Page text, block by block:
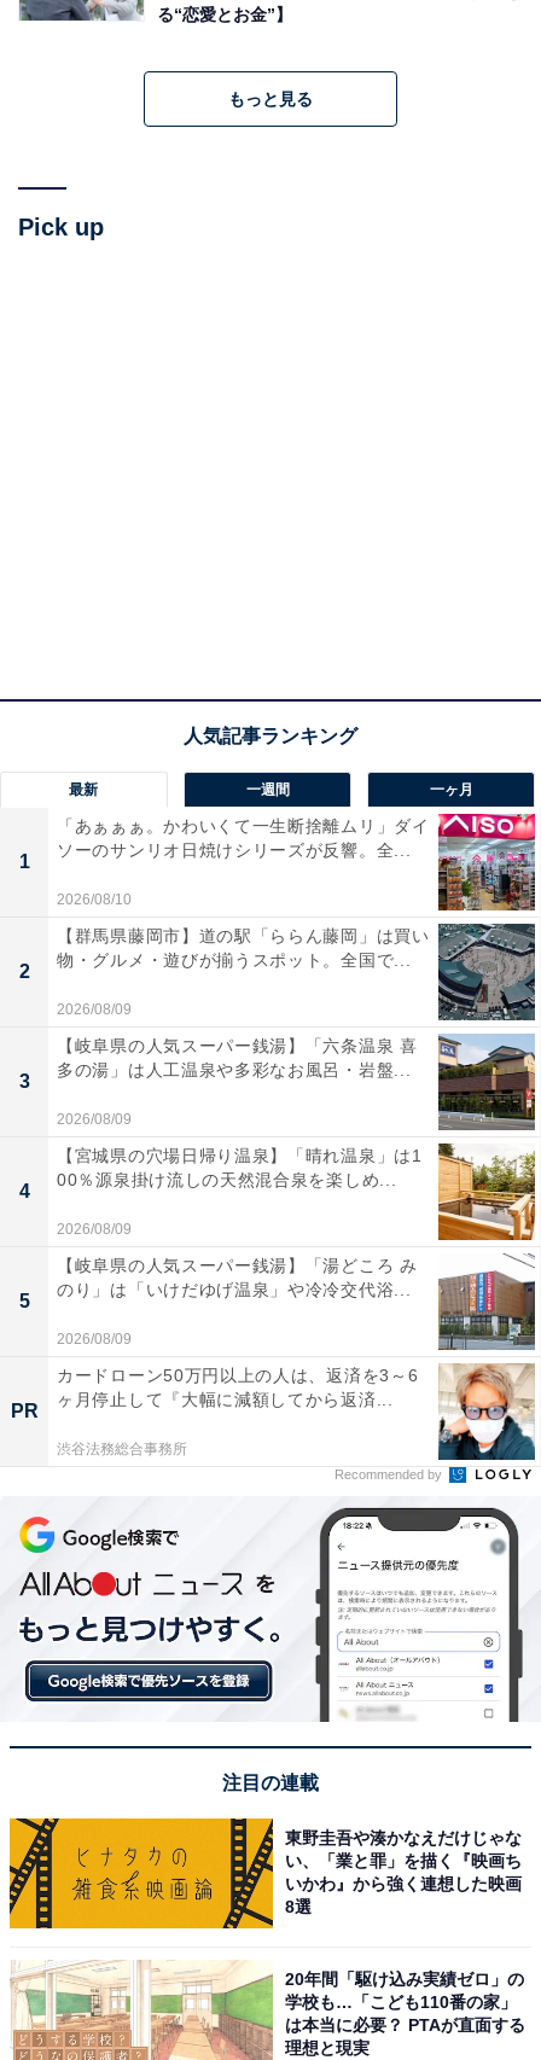
Bさん「旦那は1つ年上なんですが、付き合う前から大半
Cさん「初回デートは払ってもらいたいし、払ってもら
んだから、『全額出して～』って心の中で思ってます
（笑）」（29歳／広告）
はちょうど半分で、その前の元カレは全部だしてくれた
けど、そもそもそんなに会えなかったから、何回も出し
てもらってはないかな。元元カレはきっちり割り勘でし
た！」（31歳／整形外科医）
Gさん「割り勘ですね。年齢も同じだし、お互い働いて
いるし、フラットな関係でいたいので」（30歳／出版）
■おごられるのは気を遣う……という意見も！
Eさん「いつも彼が全額出すよって感じだったけど、私
が気を遣ってしまうので『じゃあコーヒー代はおごって
くれる？』みたいに彼が提案してくれます」
Fさん「私は店員さんの前でお金のやりとりするのが苦
手で、ここは男の人を立てて全おごりされてる風にしつ
つ後で払った方がいいのか？でもおごられる気満々って
勘違いされても嫌だし、でもここで半分きっちり出した
ら、むしろ嫌な女なのか!? って30万回頭の中ぐるぐるす
る（笑）」
「『おごられて当たり前』感出されるとおごりた
くない」
男性側の意見もそれぞれ。「おごるのは男のプライド」
から「『じゃあ次出して？』って言えば2回目のデート
に誘える」など、デートそのものへの価値観や思惑が垣
る“恋愛とお金”】
もっと見る
Pick up
最新 一週間 一ヶ月
1
「あぁぁぁ。かわいくて一生断捨離ムリ」ダイ
ソーのサンリオ日焼けシリーズが反響。全...
2026/08/10
2
【群馬県藤岡市】道の駅「ららん藤岡」は買い
物・グルメ・遊びが揃うスポット。全国で...
2026/08/09
3
【岐阜県の人気スーパー銭湯】「六条温泉 喜
多の湯」は人工温泉や多彩なお風呂・岩盤...
2026/08/09
4
【宮城県の穴場日帰り温泉】「晴れ温泉」は1
00％源泉掛け流しの天然混合泉を楽しめ...
2026/08/09
5
【岐阜県の人気スーパー銭湯】「湯どころ み
のり」は「いけだゆげ温泉」や冷冷交代浴...
2026/08/09
PR
カードローン50万円以上の人は、返済を3～6
ヶ月停止して『大幅に減額してから返済...
渋谷法務総合事務所
Recommended by
注目の連載
東野圭吾や湊かなえだけじゃな
い、「業と罪」を描く『映画ち
いかわ』から強く連想した映画
8選
20年間「駆け込み実績ゼロ」の
学校も…「こども110番の家」
は本当に必要？ PTAが直面する
理想と現実